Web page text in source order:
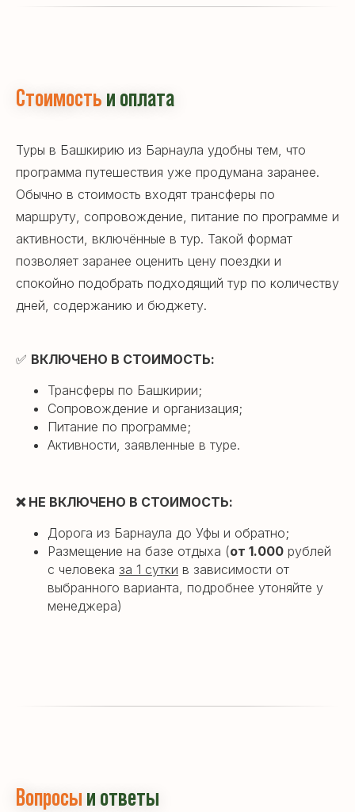
Стоимость и оплата
Туры в Башкирию из Барнаула удобны тем, что
программа путешествия уже продумана заранее.
Обычно в стоимость входят трансферы по
маршруту, сопровождение, питание по программе и
активности, включённые в тур. Такой формат
позволяет заранее оценить цену поездки и
спокойно подобрать подходящий тур по количеству
дней, содержанию и бюджету.
✅ ВКЛЮЧЕНО В СТОИМОСТЬ:
Трансферы по Башкирии;
Сопровождение и организация;
Питание по программе;
Активности, заявленные в туре.
❌ НЕ ВКЛЮЧЕНО В СТОИМОСТЬ:
Дорога из Барнаула до Уфы и обратно;
Размещение на базе отдыха (от 1.000 рублей
с человека за 1 сутки в зависимости от
выбранного варианта, подробнее утоняйте у
менеджера)
Вопросы и ответы